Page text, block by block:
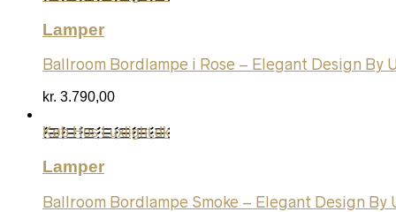
Lamper
Ballroom Bordlampe i Rose – Elegant Design By
kr. 3.790,00
Køb Hos Luxlight.dk
Lamper
Ballroom Bordlampe Smoke – Elegant Design By